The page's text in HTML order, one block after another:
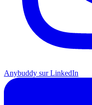
Anybuddy sur LinkedIn